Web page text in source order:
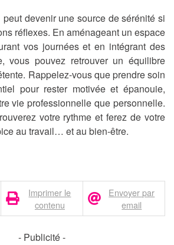
devenir une source de sérénité si
réflexes. En aménageant un espace
vos journées et en intégrant des
vous pouvez retrouver un équilibre
Rappelez-vous que prendre soin
pour rester motivée et épanouie,
vie professionnelle que personnelle.
votre rythme et ferez de votre
au travail… et au bien-être.
Imprimer le
contenu
Envoyer par
email
- Publicité -